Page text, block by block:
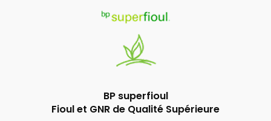
BP superfioul
Fioul et GNR de Qualité Supérieure